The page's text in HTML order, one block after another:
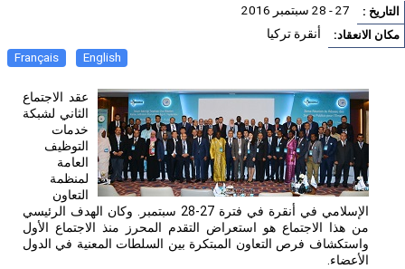
: 27 - 28 سبتمبر 2016
الانعقاد: أنقرة تركيا
English
Français
عقد الاجتماع
الثاني لشبكة
خدمات
التوظيف
العامة
لمنظمة
التعاون
الإسلامي في أنقرة في فترة 27-28 سبتمبر. وكان الهدف الرئيسي
من هذا الاجتماع هو استعراض التقدم المحرز منذ الاجتماع الأول
واستكشاف فرص التعاون المبتكرة بين السلطات المعنية في الدول
الأعضاء.